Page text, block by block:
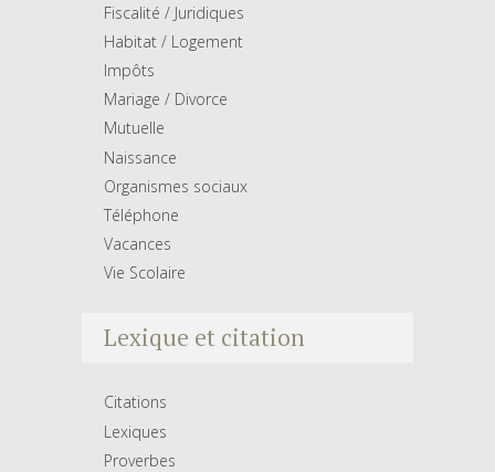
Fiscalité / Juridiques
Habitat / Logement
Impôts
Mariage / Divorce
Mutuelle
Naissance
Organismes sociaux
Téléphone
Vacances
Vie Scolaire
Lexique et citation
Citations
Lexiques
Proverbes